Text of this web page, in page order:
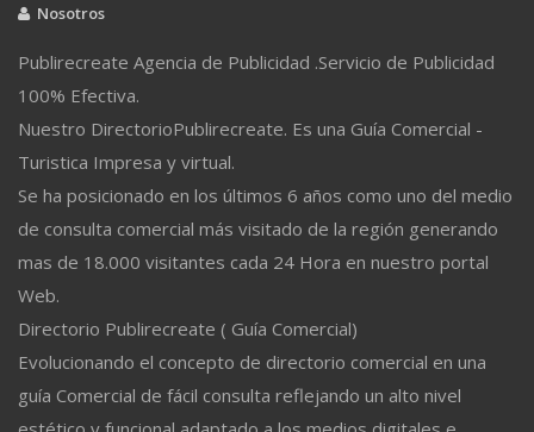
Nosotros
Publirecreate Agencia de Publicidad .Servicio de Publicidad
100% Efectiva.
Nuestro DirectorioPublirecreate. Es una Guía Comercial -
Turistica Impresa y virtual.
Se ha posicionado en los últimos 6 años como uno del medio
de consulta comercial más visitado de la región generando
mas de 18.000 visitantes cada 24 Hora en nuestro portal
Web.
Directorio Publirecreate ( Guía Comercial)
Evolucionando el concepto de directorio comercial en una
guía Comercial de fácil consulta reflejando un alto nivel